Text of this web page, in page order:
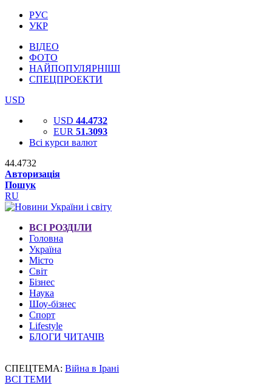
РУС
УКР
ВІДЕО
ФОТО
НАЙПОПУЛЯРНІШІ
СПЕЦПРОЕКТИ
USD
USD 44.4732
EUR 51.3093
Всі курси валют
44.4732
Авторизація
Пошук
RU
ВСІ РОЗДІЛИ
Головна
Україна
Місто
Світ
Бізнес
Наука
Шоу-бізнес
Спорт
Lifestyle
БЛОГИ ЧИТАЧІВ
СПЕЦТЕМА: Війна в Ірані
ВСІ ТЕМИ